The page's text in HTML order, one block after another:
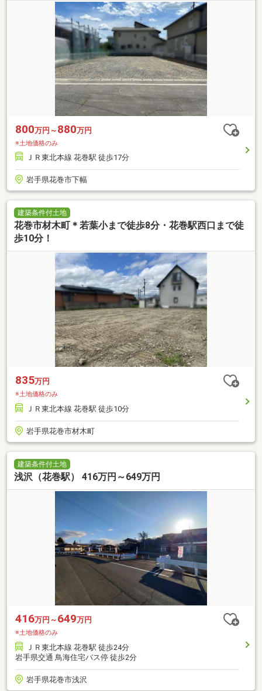
800万円～ 880万円
※土地価格のみ
ＪＲ東北本線 花巻駅 徒歩17分
岩手県花巻市下幅
建築条件付土地
花巻市材木町＊若葉小まで徒歩8分・花巻駅西口まで徒
歩10分！
835万円
※土地価格のみ
ＪＲ東北本線 花巻駅 徒歩10分
岩手県花巻市材木町
建築条件付土地
浅沢（花巻駅） 416万円～649万円
416万円～ 649万円
※土地価格のみ
ＪＲ東北本線 花巻駅 徒歩24分
岩手県交通 鳥海住宅バス停 徒歩2分
岩手県花巻市浅沢